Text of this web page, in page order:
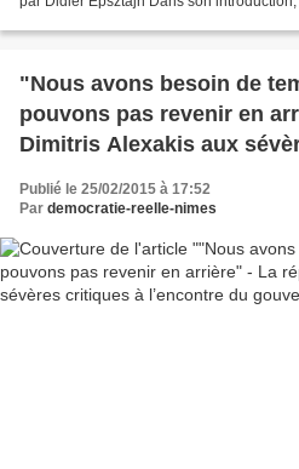
"Nous avons besoin de
pouvons pas revenir en
Dimitris Alexakis aux
l’encontre du
Publié le 25/02/2015 à 17:52
Par democratie-reelle-nimes